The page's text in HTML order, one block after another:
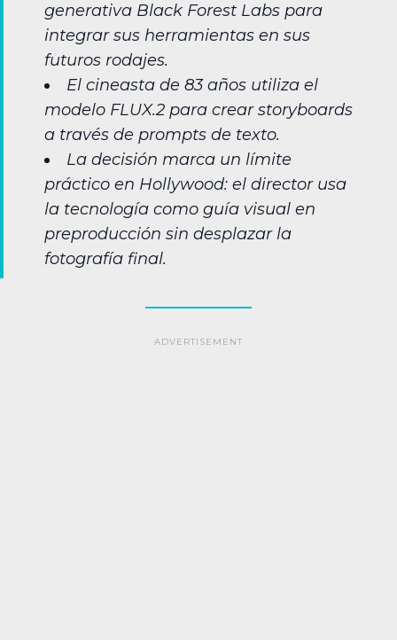
generativa Black Forest Labs para
integrar sus herramientas en sus
futuros rodajes.
El cineasta de 83 años utiliza el
modelo FLUX.2 para crear storyboards
a través de prompts de texto.
La decisión marca un límite
práctico en Hollywood: el director usa
la tecnología como guía visual en
preproducción sin desplazar la
fotografía final.